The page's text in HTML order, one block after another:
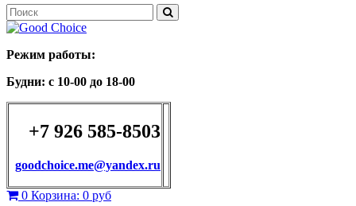
Режим работы:
Будни: с 10-00 до 18-00
+7 926 585-8503
goodchoice.me@yandex.ru
0 Корзина: 0 руб